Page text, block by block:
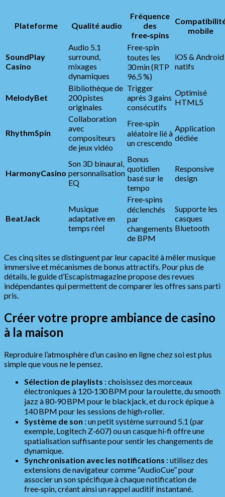
Plateforme Qualité audio
Fréquence
des
free‑spins
mobile
SoundPlay
Casino
Audio 5.1
surround,
mixages
dynamiques
Free‑spin
toutes les
30 min (RTP
96,5 %)
iOS & Android
natifs
MelodyBet
Bibliothèque de
200 pistes
originales
Trigger
après 3 gains
consécutifs
Optimisé
HTML5
RhythmSpin
Collaboration
avec
compositeurs
de jeux vidéo
Free‑spin
aléatoire lié à
un crescendo
Application
dédiée
HarmonyCasino
Son 3D binaural,
personnalisation
EQ
Bonus
quotidien
basé sur le
tempo
Responsive
design
BeatJack
Musique
adaptative en
temps réel
Free‑spins
déclenchés
par
changements
de BPM
Supporte les
casques
Bluetooth
Ces cinq sites se distinguent par leur capacité à mêler musique
immersive et mécanismes de bonus attractifs. Pour plus de
détails, le guide d’Escapistmagazine propose des revues
indépendantes qui permettent de comparer les offres sans parti
pris.
Créer votre propre ambiance de casino
à la maison
Reproduire l’atmosphère d’un casino en ligne chez soi est plus
simple que vous ne le pensez.
Sélection de playlists : choisissez des morceaux
électroniques à 120‑130 BPM pour la roulette, du smooth
jazz à 80‑90 BPM pour le blackjack, et du rock épique à
140 BPM pour les sessions de high‑roller.
Système de son : un petit système surround 5.1 (par
exemple, Logitech Z‑607) ou un casque hi‑fi offre une
spatialisation suffisante pour sentir les changements de
dynamique.
Synchronisation avec les notifications : utilisez des
extensions de navigateur comme “AudioCue” pour
associer un son spécifique à chaque notification de
free‑spin, créant ainsi un rappel auditif instantané.